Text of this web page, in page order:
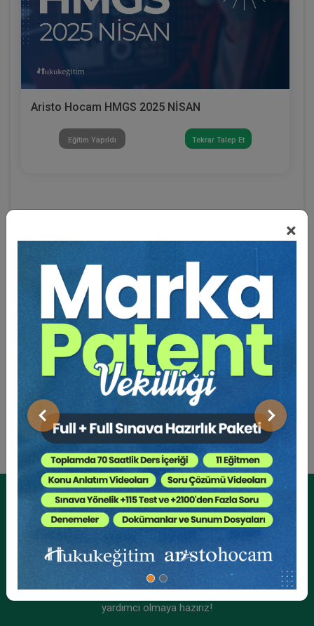
×
Önceki Sonraki
Aristo Hocam HMGS 2025 NİSAN
Eğitim Yapıldı Tekrar Talep Et
Eğitmen Hakkında
Sosyal Medya
Kurumsal Üyelikler İçin
Kurumsal Teklif Alın
yardımcı olmaya hazırız!